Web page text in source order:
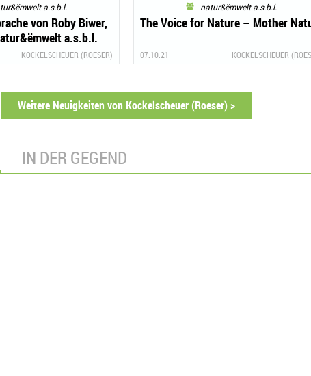
a.s.b.l.
von Roby Biwer,
a.s.b.l.
KOCKELSCHEUER (ROESER)
natur&ëmwelt a.s.b.l.
The Voice for Nature – Mother
07.10.21 KOCKELSCHEUER
Weitere Neuigkeiten von Kockelscheuer (Roeser) >
IN DER GEGEND